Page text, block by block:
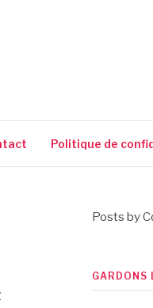
Politique de
Posts by
GARDONS